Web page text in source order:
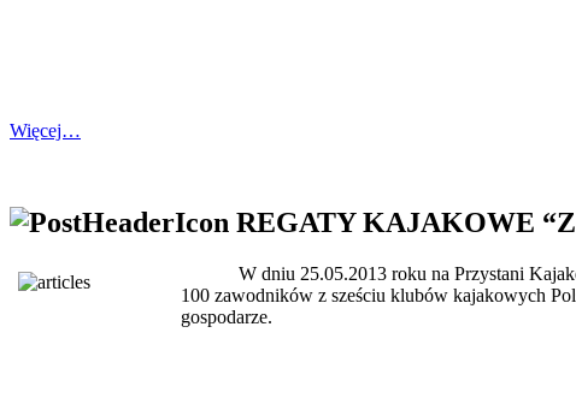
Więcej…
REGATY KAJAKOWE
W dniu 25.05.2013 roku na Przystani
100 zawodników z sześciu klubów kajakowych
gospodarze.